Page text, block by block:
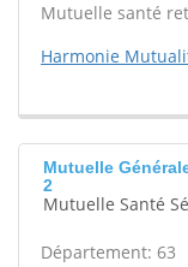
Mutuelle santé
Harmonie
Mutuelle
2
Mutuelle Santé
Département: 63